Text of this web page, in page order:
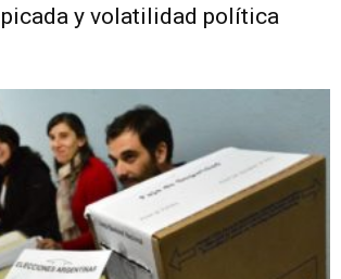
picada y volatilidad política